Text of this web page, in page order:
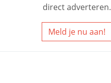
direct adverteren.
Meld je nu aan!